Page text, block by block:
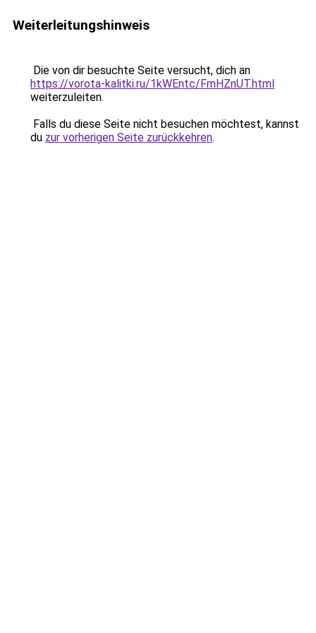
Weiterleitungshinweis
Die von dir besuchte Seite versucht, dich an
https://vorota-kalitki.ru/1kWEntc/FmHZnUT.html
weiterzuleiten.
Falls du diese Seite nicht besuchen möchtest, kannst
du zur vorherigen Seite zurückkehren.